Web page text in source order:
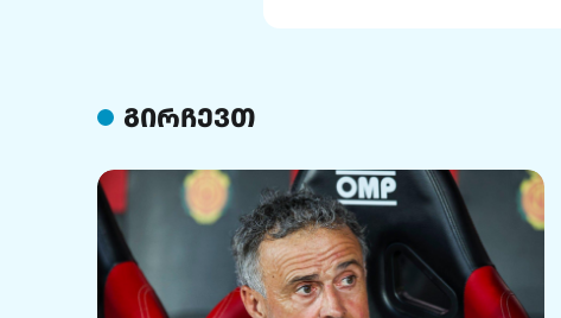
გირჩევთ